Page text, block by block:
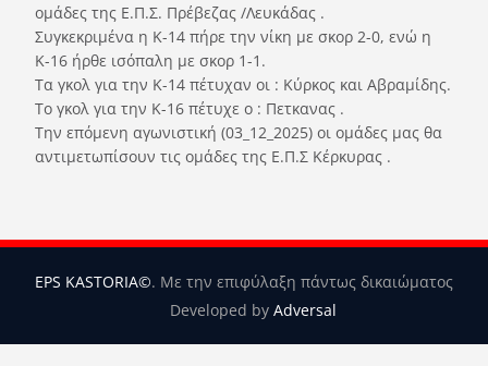
ομάδες της Ε.Π.Σ. Πρέβεζας /Λευκάδας .
Συγκεκριμένα η Κ-14 πήρε την νίκη με σκορ 2-0, ενώ η
Κ-16 ήρθε ισόπαλη με σκορ 1-1.
Τα γκολ για την Κ-14 πέτυχαν οι : Κύρκος και Αβραμίδης.
Το γκολ για την Κ-16 πέτυχε ο : Πετκανας .
Την επόμενη αγωνιστική (03_12_2025) οι ομάδες μας θα
αντιμετωπίσουν τις ομάδες της Ε.Π.Σ Κέρκυρας .
EPS KASTORIA©. Με την επιφύλαξη πάντως δικαιώματος
Developed by Adversal